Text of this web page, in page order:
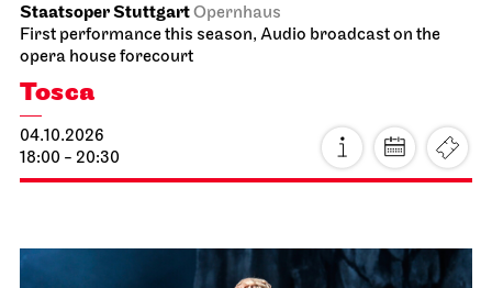
Staatsoper StuttgartOpernhaus
First performance this season, Audio broadcast on the
opera house forecourt
Tosca
04.10.2026
18:00 - 20:30